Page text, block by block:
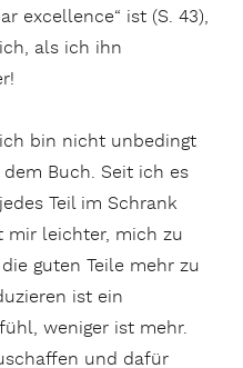
excellence“ ist (S. 43),
als ich ihn
bin nicht unbedingt
Buch. Seit ich es
Teil im Schrank
mir leichter, mich zu
guten Teile mehr zu
ist ein
weniger ist mehr.
und dafür